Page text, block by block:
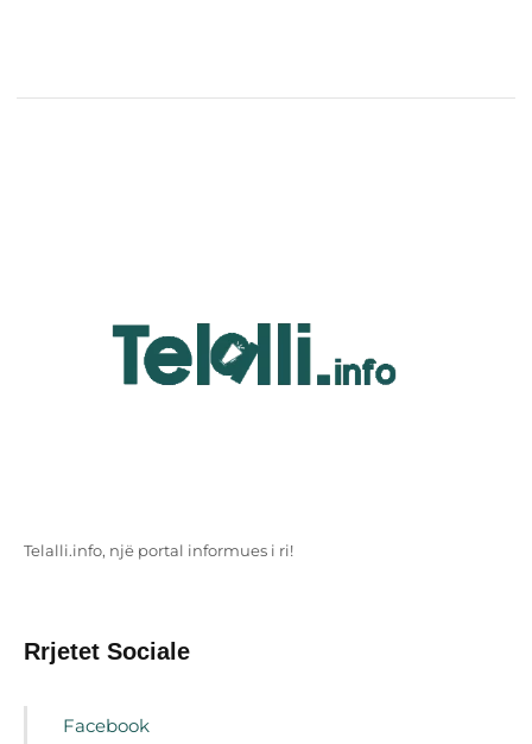
Telalli.info, një portal informues i ri!
Rrjetet Sociale
Facebook